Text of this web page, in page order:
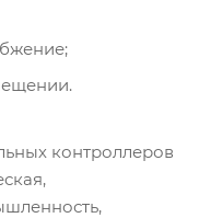
контроллеров